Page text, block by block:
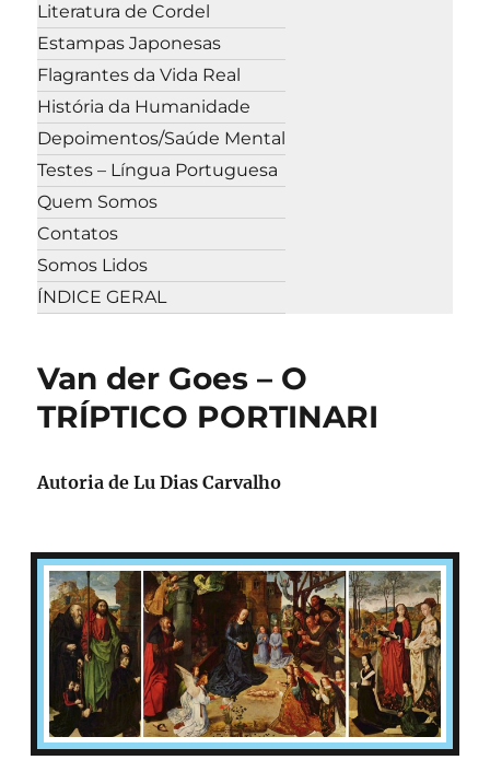
Literatura de Cordel
Estampas Japonesas
Flagrantes da Vida Real
História da Humanidade
Depoimentos/Saúde Mental
Testes – Língua Portuguesa
Quem Somos
Contatos
Somos Lidos
ÍNDICE GERAL
Van der Goes – O
TRÍPTICO PORTINARI
Autoria deLu Dias Carvalho